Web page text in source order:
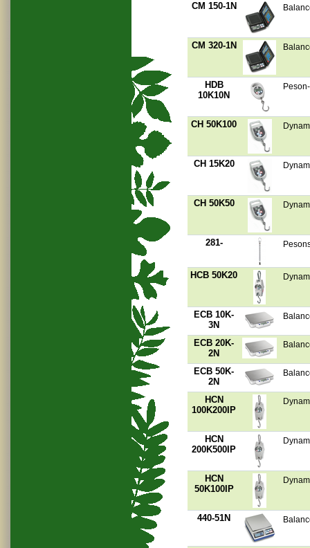
CM 150-1N
CM 320-1N
HDB
10K10N
CH 50K100
CH 15K20
CH 50K50
281-
HCB 50K20
ECB 10K-
3N
ECB 20K-
2N
ECB 50K-
2N
HCN
100K200IP
HCN
200K500IP
HCN
50K100IP
440-51N